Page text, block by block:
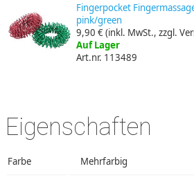
Fingerpocket
pink/green
9,90 €(inkl. MwSt., zzgl.
Auf Lager
Art.nr. 113489
Eigenschaften
Farbe Mehrfarbig